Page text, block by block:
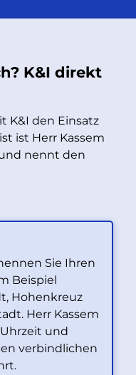
K&I direkt
K&I den Einsatz
ist Herr Kassem
nennt den
Sie Ihren
Beispiel
Hohenkreuz
Herr Kassem
und
verbindlichen